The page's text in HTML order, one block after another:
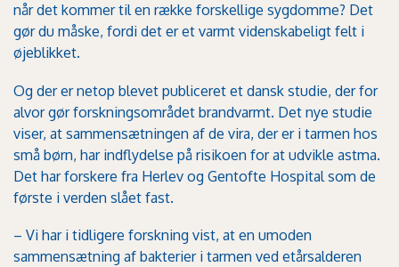
når det kommer til en række forskellige sygdomme? Det
gør du måske, fordi det er et varmt videnskabeligt felt i
øjeblikket.
Og der er netop blevet publiceret et dansk studie, der for
alvor gør forskningsområdet brandvarmt. Det nye studie
viser, at sammensætningen af de vira, der er i tarmen hos
små børn, har indflydelse på risikoen for at udvikle astma.
Det har forskere fra Herlev og Gentofte Hospital som de
første i verden slået fast.
– Vi har i tidligere forskning vist, at en umoden
sammensætning af bakterier i tarmen ved etårsalderen